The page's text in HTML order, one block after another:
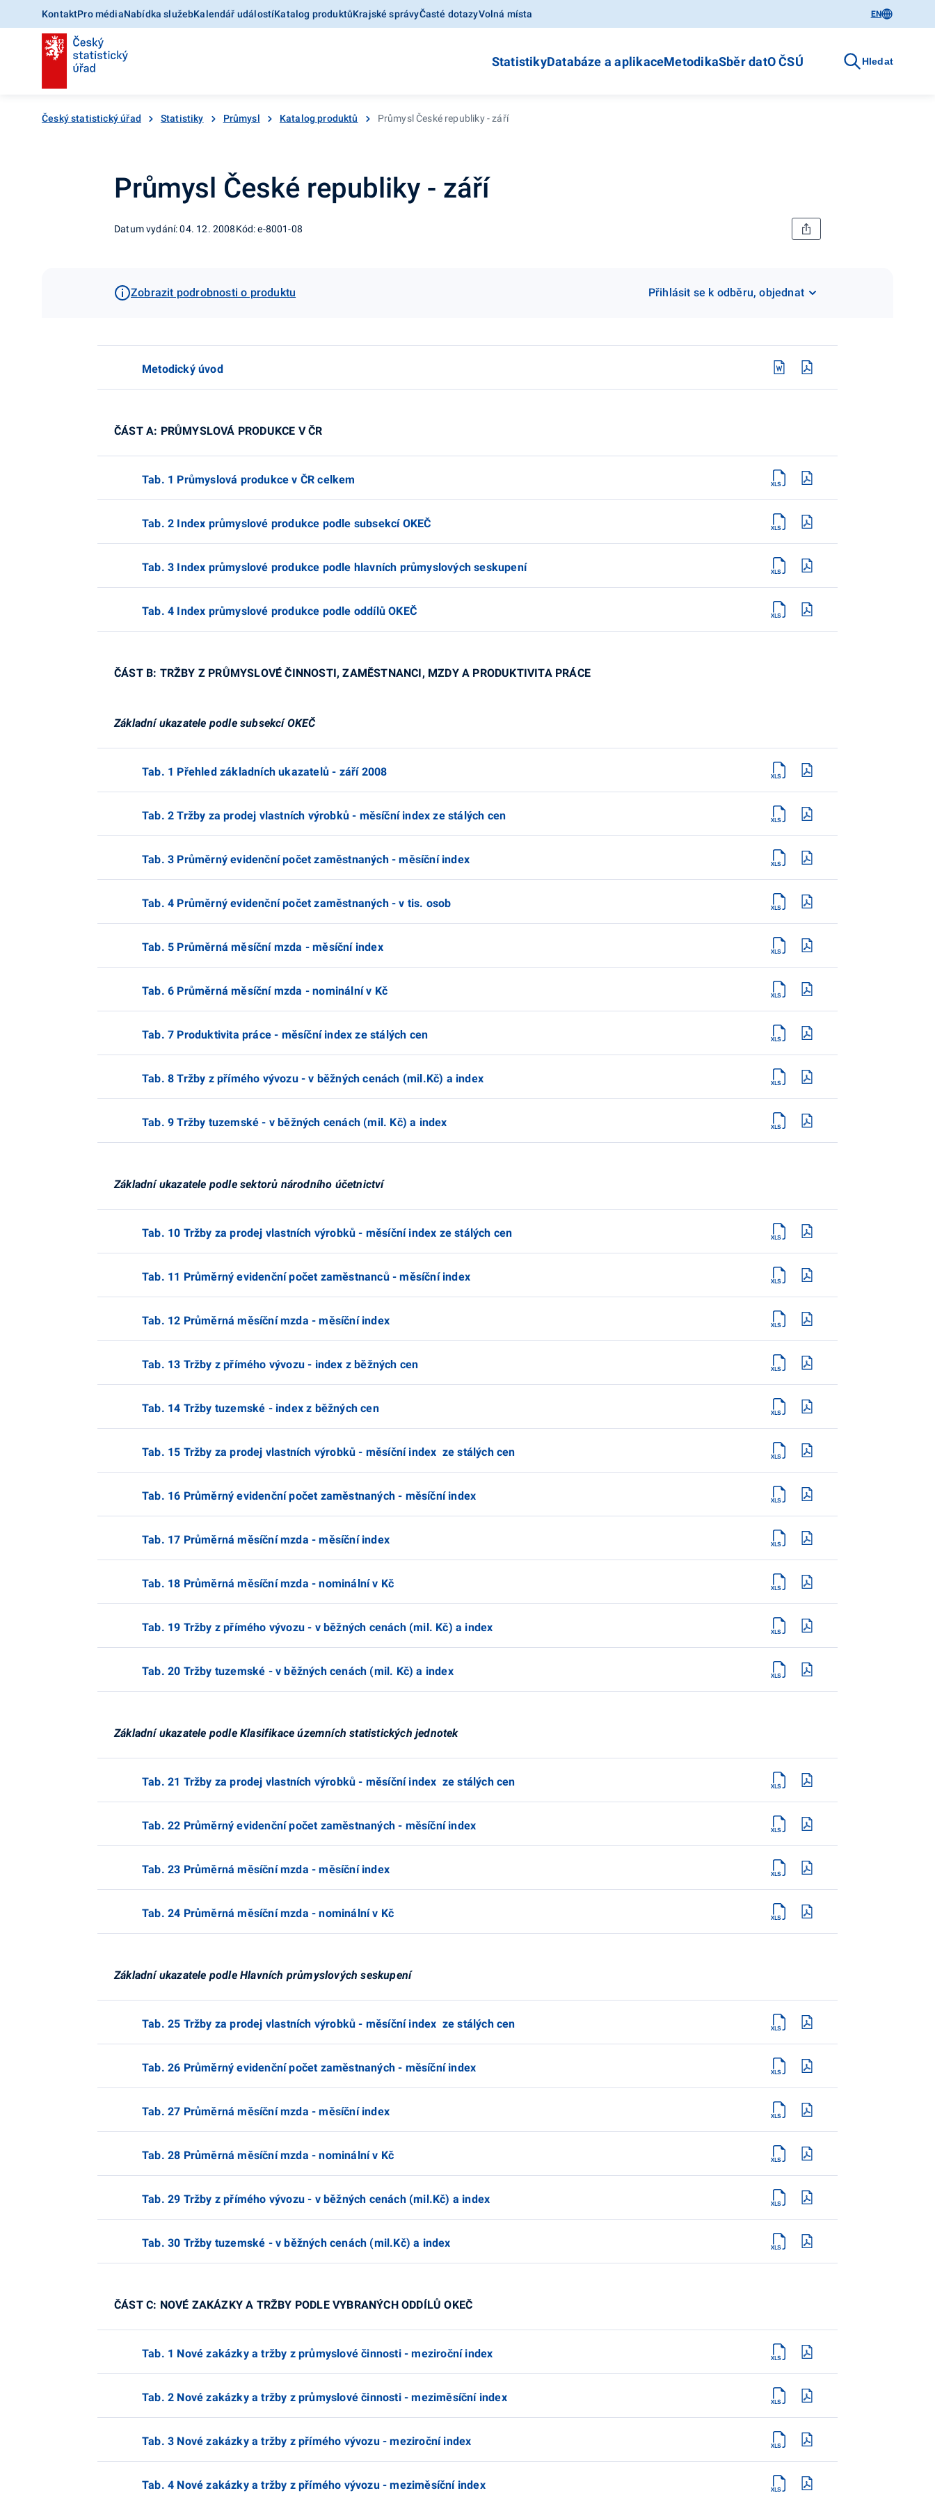
KontaktPro médiaNabídka služebKalendář událostíKatalog produktůKrajské správyČasté dotazyVolná místa EN
StatistikyDatabáze a aplikaceMetodikaSběr datO ČSÚ Hledat
Český statistický úřad Statistiky Průmysl Katalog produktů Průmysl České republiky - září
Průmysl České republiky - září
Datum vydání: 04. 12. 2008Kód: e-8001-08
Zobrazit podrobnosti o produktu Přihlásit se k odběru, objednat
Metodický úvod
ČÁST A: PRŮMYSLOVÁ PRODUKCE V ČR
Tab. 1 Průmyslová produkce v ČR celkem
Tab. 2 Index průmyslové produkce podle subsekcí OKEČ
Tab. 3 Index průmyslové produkce podle hlavních průmyslových seskupení
Tab. 4 Index průmyslové produkce podle oddílů OKEČ
ČÁST B: TRŽBY Z PRŮMYSLOVÉ ČINNOSTI, ZAMĚSTNANCI, MZDY A PRODUKTIVITA PRÁCE
Základní ukazatele podle subsekcí OKEČ
Tab. 1 Přehled základních ukazatelů - září 2008
Tab. 2 Tržby za prodej vlastních výrobků - měsíční index ze stálých cen
Tab. 3 Průměrný evidenční počet zaměstnaných - měsíční index
Tab. 4 Průměrný evidenční počet zaměstnaných - v tis. osob
Tab. 5 Průměrná měsíční mzda - měsíční index
Tab. 6 Průměrná měsíční mzda - nominální v Kč
Tab. 7 Produktivita práce - měsíční index ze stálých cen
Tab. 8 Tržby z přímého vývozu - v běžných cenách (mil.Kč) a index
Tab. 9 Tržby tuzemské - v běžných cenách (mil. Kč) a index
Základní ukazatele podle sektorů národního účetnictví
Tab. 10 Tržby za prodej vlastních výrobků - měsíční index ze stálých cen
Tab. 11 Průměrný evidenční počet zaměstnanců - měsíční index
Tab. 12 Průměrná měsíční mzda - měsíční index
Tab. 13 Tržby z přímého vývozu - index z běžných cen
Tab. 14 Tržby tuzemské - index z běžných cen
Tab. 15 Tržby za prodej vlastních výrobků - měsíční index ze stálých cen
Tab. 16 Průměrný evidenční počet zaměstnaných - měsíční index
Tab. 17 Průměrná měsíční mzda - měsíční index
Tab. 18 Průměrná měsíční mzda - nominální v Kč
Tab. 19 Tržby z přímého vývozu - v běžných cenách (mil. Kč) a index
Tab. 20 Tržby tuzemské - v běžných cenách (mil. Kč) a index
Základní ukazatele podle Klasifikace územních statistických jednotek
Tab. 21 Tržby za prodej vlastních výrobků - měsíční index ze stálých cen
Tab. 22 Průměrný evidenční počet zaměstnaných - měsíční index
Tab. 23 Průměrná měsíční mzda - měsíční index
Tab. 24 Průměrná měsíční mzda - nominální v Kč
Základní ukazatele podle Hlavních průmyslových seskupení
Tab. 25 Tržby za prodej vlastních výrobků - měsíční index ze stálých cen
Tab. 26 Průměrný evidenční počet zaměstnaných - měsíční index
Tab. 27 Průměrná měsíční mzda - měsíční index
Tab. 28 Průměrná měsíční mzda - nominální v Kč
Tab. 29 Tržby z přímého vývozu - v běžných cenách (mil.Kč) a index
Tab. 30 Tržby tuzemské - v běžných cenách (mil.Kč) a index
ČÁST C: NOVÉ ZAKÁZKY A TRŽBY PODLE VYBRANÝCH ODDÍLŮ OKEČ
Tab. 1 Nové zakázky a tržby z průmyslové činnosti - meziroční index
Tab. 2 Nové zakázky a tržby z průmyslové činnosti - meziměsíční index
Tab. 3 Nové zakázky a tržby z přímého vývozu - meziroční index
Tab. 4 Nové zakázky a tržby z přímého vývozu - meziměsíční index